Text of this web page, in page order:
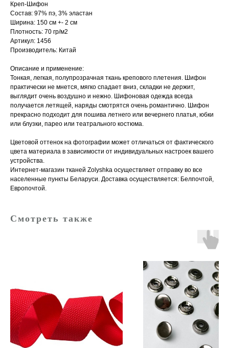
Креп-Шифон
Состав: 97% пэ, 3% эластан
Ширина: 150 см +- 2 см
Плотность: 70 гр/м2
Артикул: 1456
Производитель: Китай
Описание и применение:
Тонкая, легкая, полупрозрачная ткань крепового плетения. Шифон
практически не мнется, мягко спадает вниз, складки не держит,
выглядит очень воздушно и нежно. Шифоновая одежда всегда
получается летящей, наряды смотрятся очень романтично. Шифон
прекрасно подходит для пошива летнего или вечернего платья, юбки
или блузки, парео или театрального костюма.
Цветовой оттенок на фотографии может отличаться от фактического
цвета материала в зависимости от индивидуальных настроек вашего
устройства.
Интернет-магазин тканей Zolyshka осуществляет отправку во все
населенные пункты Беларуси. Доставка осуществляется: Белпочтой,
Европочтой.
Смотреть также